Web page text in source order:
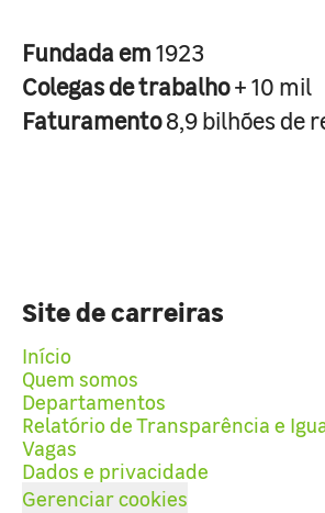
Fundada em1923
Colegas de trabalho+ 10 mil
Faturamento8,9 bilhões de
Site de carreiras
Início
Quem somos
Departamentos
Relatório de Transparência e
Vagas
Dados e privacidade
Gerenciar cookies